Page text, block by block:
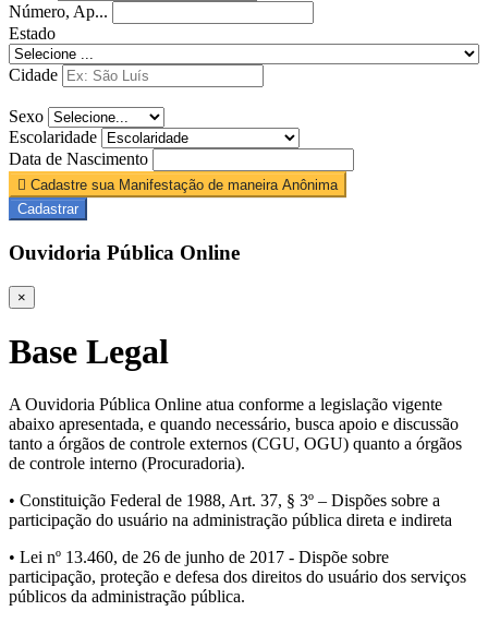
Número, Ap...
Estado
Cidade
Sexo
Escolaridade
Data de Nascimento
Cadastre sua Manifestação de maneira Anônima
Cadastrar
Ouvidoria Pública Online
×
Base Legal
A Ouvidoria Pública Online atua conforme a legislação vigente
abaixo apresentada, e quando necessário, busca apoio e discussão
tanto a órgãos de controle externos (CGU, OGU) quanto a órgãos
de controle interno (Procuradoria).
• Constituição Federal de 1988, Art. 37, § 3º – Dispões sobre a
participação do usuário na administração pública direta e indireta
• Lei nº 13.460, de 26 de junho de 2017 - Dispõe sobre
participação, proteção e defesa dos direitos do usuário dos serviços
públicos da administração pública.